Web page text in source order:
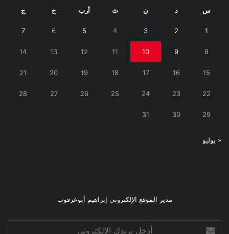
س د ن ث أرب خ ج
1
2
3
4
5
6
7
8
9
10
11
12
13
14
15
16
17
18
19
20
21
22
23
24
25
26
27
28
29
30
31
« يوليو
مدير الموقع الإلكتروني إبراهيم أبوعرقوب